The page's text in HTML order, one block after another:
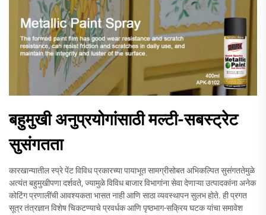
बहुमुखी अनुप्रयोगांसाठी मल्टी-सबस्ट्रेट
सुसंगतता
कारखान्यातील स्प्रे पेंट विविध प्रकारच्या पायाभूत सामग्रीसोबत अभिकल्पित सुसंगततेमुळे
अत्यंत बहुमुखीपणा दर्शवते, ज्यामुळे विविध बाजार विभागांना सेवा देणाऱ्या उत्पादकांना अनेक
कोटिंग प्रणालींची आवश्यकता भासत नाही आणि साठा व्यवस्थापन सुलभ होते. ही प्रगत
सूत्र तंत्रज्ञान विशेष चिकटण्याचे प्रवर्धक आणि पृष्ठभाग-सक्रिय घटक यांचा समावेश